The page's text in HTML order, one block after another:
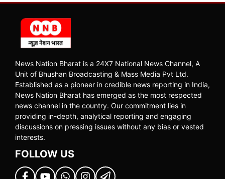
News Nation Bharat is a 24X7 National News Channel, A
Unit of Bhushan Broadcasting & Mass Media Pvt Ltd.
Established as a pioneer in credible news reporting in India,
News Nation Bharat has emerged as the most respected
news channel in the country. Our commitment lies in
providing in-depth, analytical reporting and engaging
discussions on pressing issues without any bias or vested
interests.
FOLLOW US